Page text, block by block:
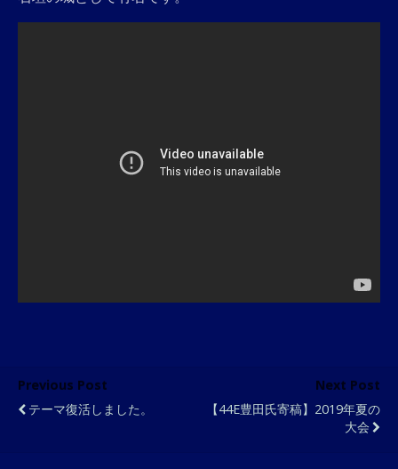
Previous Post
テーマ復活しました。
Next Post
【44E豊田氏寄稿】2019年夏の
大会